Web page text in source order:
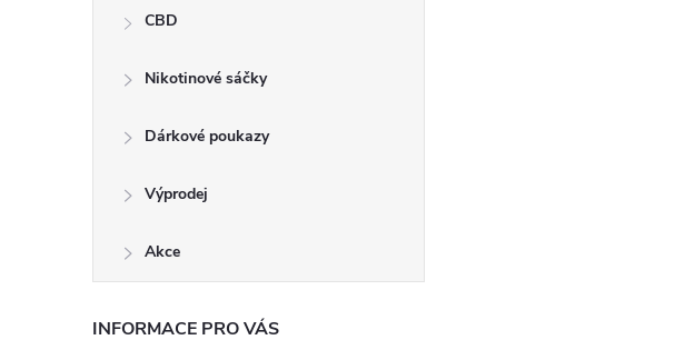
CBD
Nikotinové sáčky
Dárkové poukazy
Výprodej
Akce
INFORMACE PRO VÁS